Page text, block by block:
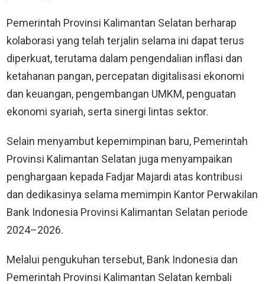
Pemerintah Provinsi Kalimantan Selatan berharap
kolaborasi yang telah terjalin selama ini dapat terus
diperkuat, terutama dalam pengendalian inflasi dan
ketahanan pangan, percepatan digitalisasi ekonomi
dan keuangan, pengembangan UMKM, penguatan
ekonomi syariah, serta sinergi lintas sektor.
Selain menyambut kepemimpinan baru, Pemerintah
Provinsi Kalimantan Selatan juga menyampaikan
penghargaan kepada Fadjar Majardi atas kontribusi
dan dedikasinya selama memimpin Kantor Perwakilan
Bank Indonesia Provinsi Kalimantan Selatan periode
2024–2026.
Melalui pengukuhan tersebut, Bank Indonesia dan
Pemerintah Provinsi Kalimantan Selatan kembali